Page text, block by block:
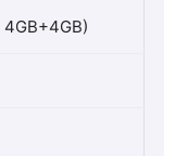
4GB+4GB)